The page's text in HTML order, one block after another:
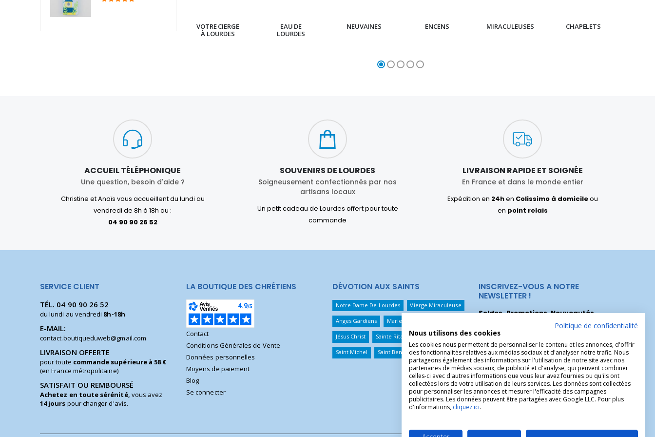
VOTRE CIERGE
À LOURDES
EAU DE
LOURDES
NEUVAINES ENCENS MIRACULEUSES CHAPELETS
ACCUEIL TÉLÉPHONIQUE
Une question, besoin d'aide ?
Christine et Anaïs vous accueillent du lundi au
vendredi de 8h à 18h au :
04 90 90 26 52
SOUVENIRS DE LOURDES
Soigneusement confectionnés par nos
artisans locaux
Un petit cadeau de Lourdes offert pour toute
commande
LIVRAISON RAPIDE ET SOIGNÉE
En France et dans le monde entier
Expédition en 24hen Colissimo à domicileou
en point relais
SERVICE CLIENT
TÉL. 04 90 90 26 52
du lundi au vendredi 8h-18h
E-MAIL:
contact.boutiqueduweb@gmail.com
LIVRAISON OFFERTE
pour toute commande supérieure à 58 €
(en France métropolitaine)
SATISFAIT OU REMBOURSÉ
Achetez en toute sérénité, vous avez
14 jours pour changer d'avis.
LA BOUTIQUE DES CHRÉTIENS
Contact
Conditions Générales de Vente
Données personnelles
Moyens de paiement
Blog
Se connecter
DÉVOTION AUX SAINTS
Notre Dame De Lourdes Vierge Miraculeuse
Anges Gardiens Marie Qui Défait Les Noeuds
Jésus Christ Sainte Rita Sainte Thérèse
Saint Michel Saint Benoît Saint Christophe
INSCRIVEZ-VOUS A NOTRE
NEWSLETTER !
Soldes, Promotions, Nouveautés...
Inscrivez-vous maintenant pour recevoir
nos meilleures offres.
Politique de confidentialité
Nous utilisons des cookies
Les cookies nous permettent de personnaliser le contenu et les annonces, d'offrir
des fonctionnalités relatives aux médias sociaux et d'analyser notre trafic. Nous
partageons également des informations sur l'utilisation de notre site avec nos
partenaires de médias sociaux, de publicité et d'analyse, qui peuvent combiner
celles-ci avec d'autres informations que vous leur avez fournies ou qu'ils ont
collectées lors de votre utilisation de leurs services. Les données sont collectées
pour personnaliser les annonces et mesurer l'efficacité des campagnes
publicitaires. Les données peuvent être partagées avec Google LLC. Pour plus
d'informations, cliquez ici.